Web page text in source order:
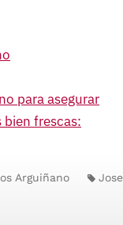
para asegurar
frescas:
Arguiñano